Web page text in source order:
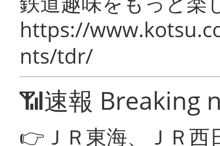
https://
nts/tdr/
📶速報 Breaking
👉ＪＲ東海、ＪＲ